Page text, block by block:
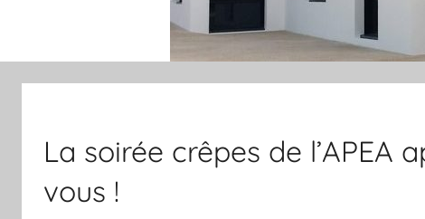
La soirée crêpes de l’APEA
vous !